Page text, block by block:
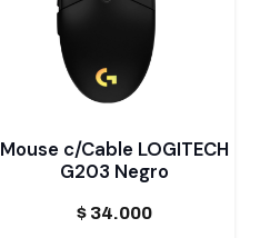
Mouse c/Cable LOGITECH
G203 Negro
$34.000